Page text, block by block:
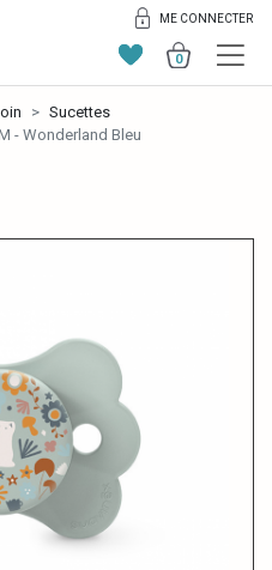
ME CONNECTER
0
Sucettes
- Wonderland Bleu